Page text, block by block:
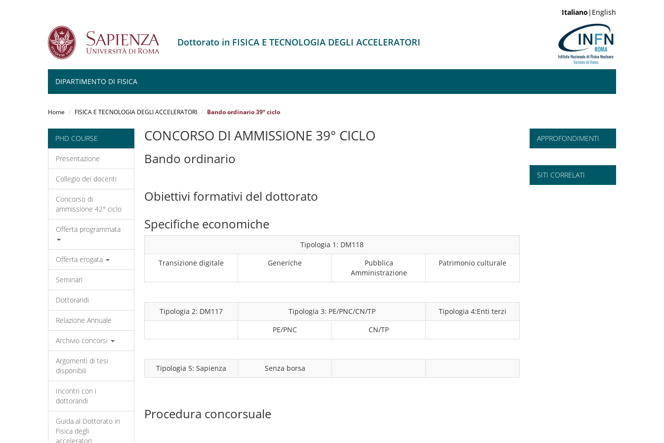
Italiano |English
Dottorato in FISICA E TECNOLOGIA DEGLI ACCELERATORI
DIPARTIMENTO DI FISICA
Home FISICA E TECNOLOGIA DEGLI ACCELERATORI Bando ordinario 39° ciclo
PHD COURSE
Presentazione
Collegio dei docenti
Concorso di
ammissione 42° ciclo
Offerta programmata
Offerta erogata
Seminari
Dottorandi
Relazione Annuale
Archivio concorsi
Argomenti di tesi
disponibili
Incontri con i
dottorandi
Guida al Dottorato in
Fisica degli
acceleratori
CONCORSO DI AMMISSIONE 39° CICLO
Bando ordinario
Obiettivi formativi del dottorato
Specifiche economiche
Tipologia 1: DM118
Transizione digitale
Generiche
Pubblica
Amministrazione
Patrimonio culturale
Tipologia 2: DM117 Tipologia 3: PE/PNC/CN/TP
Tipologia 4:Enti terzi
PE/PNC
CN/TP
Tipologia 5: Sapienza Senza borsa
Procedura concorsuale
APPROFONDIMENTI
SITI CORRELATI